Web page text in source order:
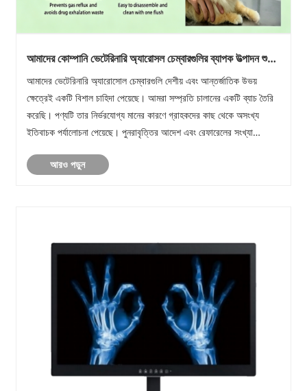
আমাদের কোম্পানি ভেটেরিনারি অ্যারোসল চেম্বারগুলির ব্যাপক উত্পাদন শুরু
পাচ্ছি।
আমাদের ভেটেরিনারি অ্যারোসোল চেম্বারগুলি দেশীয় এবং আন্তর্জাতিক উভয়
ক্ষেত্রেই একটি বিশাল চাহিদা পেয়েছে। আমরা সম্প্রতি চালানের একটি ব্যাচ তৈরি
করেছি। পণ্যটি তার নির্ভরযোগ্য মানের কারণে গ্রাহকদের কাছ থেকে অসংখ্য
ইতিবাচক পর্যালোচনা পেয়েছে। পুনরাবৃত্তির আদেশ এবং রেফারেলের সংখ্যা
আরও পড়ুন